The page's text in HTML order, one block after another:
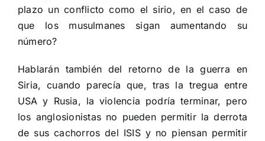
plazo un conflicto como el sirio, en el caso de
que los musulmanes sigan aumentando su
número?
Hablarán también del retorno de la guerra en
Siria, cuando parecía que, tras la tregua entre
USA y Rusia, la violencia podría terminar, pero
los anglosionistas no pueden permitir la derrota
de sus cachorros del ISIS y no piensan permitir